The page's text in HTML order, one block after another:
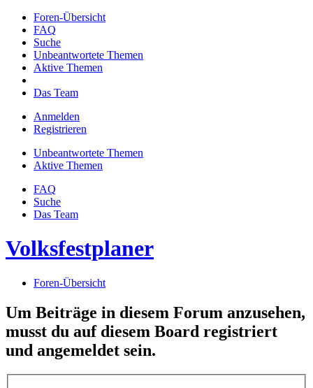
Foren-Übersicht
FAQ
Suche
Unbeantwortete Themen
Aktive Themen
Das Team
Anmelden
Registrieren
Unbeantwortete Themen
Aktive Themen
FAQ
Suche
Das Team
Volksfestplaner
Foren-Übersicht
Um Beiträge in diesem Forum anzusehen,
musst du auf diesem Board registriert
und angemeldet sein.